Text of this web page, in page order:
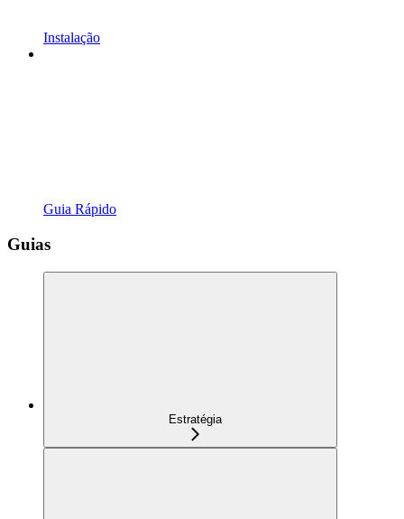
Instalação
Guia Rápido
Guias
Estratégia